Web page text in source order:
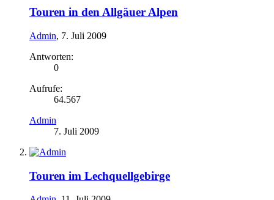
Touren in den Allgäuer Alpen
Admin, 7. Juli 2009
Antworten:
0
Aufrufe:
64.567
Admin
7. Juli 2009
Touren im Lechquellgebirge